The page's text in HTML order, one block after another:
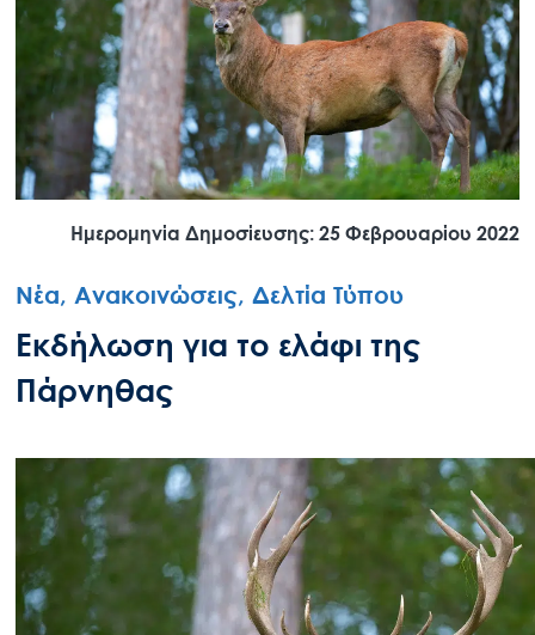
Ημερομηνία Δημοσίευσης: 25 Φεβρουαρίου 2022
Νέα, Ανακοινώσεις, Δελτία Τύπου
Εκδήλωση για το ελάφι της
Πάρνηθας